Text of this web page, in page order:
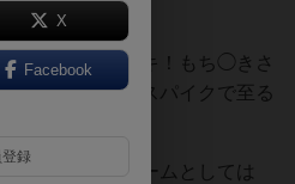
利。
ドカ食いダイスキ！もち◯きさ
した人が血糖値スパイクで至る
ない。
面に反して、ゲームとしては
X
Facebook
録